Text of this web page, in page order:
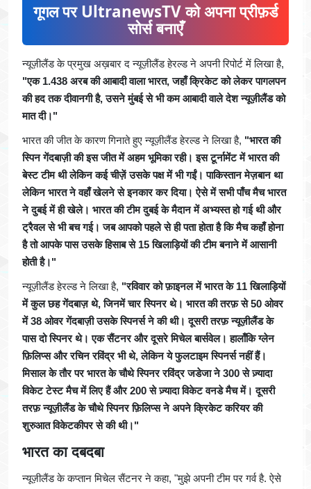
गूगल पर UltranewsTV को अपना प्रीफ़र्ड
सोर्स बनाएँ
न्यूज़ीलैंड के प्रमुख अख़बार द न्यूज़ीलैंड हेरल्ड ने अपनी रिपोर्ट में लिखा है,
"एक 1.438 अरब की आबादी वाला भारत, जहाँ क्रिकेट को लेकर पागलपन
की हद तक दीवानगी है, उसने मुंबई से भी कम आबादी वाले देश न्यूज़ीलैंड को
मात दी।"
भारत की जीत के कारण गिनाते हुए न्यूज़ीलैंड हेरल्ड ने लिखा है, "भारत की
स्पिन गेंदबाज़ी की इस जीत में अहम भूमिका रही। इस टूर्नामेंट में भारत की
बेस्ट टीम थी लेकिन कई चीज़ें उसके पक्ष में भी गईं। पाकिस्तान मेज़बान था
लेकिन भारत ने वहाँ खेलने से इनकार कर दिया। ऐसे में सभी पाँच मैच भारत
ने दुबई में ही खेले। भारत की टीम दुबई के मैदान में अभ्यस्त हो गई थी और
ट्रैवल से भी बच गई। जब आपको पहले से ही पता होता है कि मैच कहाँ होना
है तो आपके पास उसके हिसाब से 15 खिलाड़ियों की टीम बनाने में आसानी
होती है।"
न्यूज़ीलैंड हेरल्ड ने लिखा है, "रविवार को फ़ाइनल में भारत के 11 खिलाड़ियों
में कुल छह गेंदबाज़ थे, जिनमें चार स्पिनर थे। भारत की तरफ़ से 50 ओवर
में 38 ओवर गेंदबाज़ी उसके स्पिनर्स ने की थी। दूसरी तरफ़ न्यूज़ीलैंड के
पास दो स्पिनर थे। एक सैंटनर और दूसरे मिचेल बार्सवेल। हालाँकि ग्लेन
फ़िलिप्स और रचिन रविंद्र भी थे, लेकिन ये फुलटाइम स्पिनर्स नहीं हैं।
मिसाल के तौर पर भारत के चौथे स्पिनर रविंद्र जडेजा ने 300 से ज़्यादा
विकेट टेस्ट मैच में लिए हैं और 200 से ज़्यादा विकेट वनडे मैच में। दूसरी
तरफ़ न्यूज़ीलैंड के चौथे स्पिनर फ़िलिप्स ने अपने क्रिकेट करियर की
शुरुआत विकेटकीपर से की थी।"
भारत का दबदबा
न्यूज़ीलैंड के कप्तान मिचेल सैंटनर ने कहा, "मुझे अपनी टीम पर गर्व है. ऐसे